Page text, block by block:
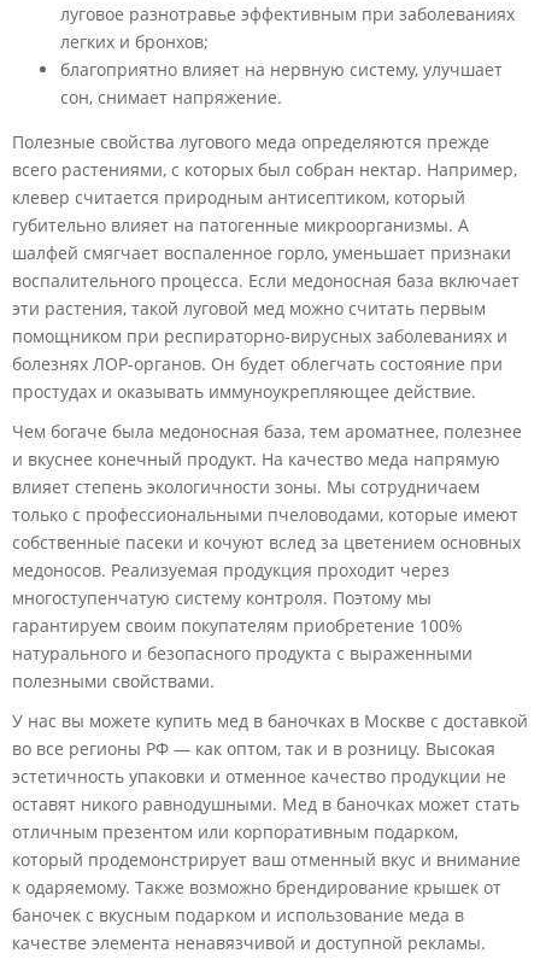
луговое разнотравье эффективным при заболеваниях
легких и бронхов;
благоприятно влияет на нервную систему, улучшает
сон, снимает напряжение.
Полезные свойства лугового меда определяются прежде
всего растениями, с которых был собран нектар. Например,
клевер считается природным антисептиком, который
губительно влияет на патогенные микроорганизмы. А
шалфей смягчает воспаленное горло, уменьшает признаки
воспалительного процесса. Если медоносная база включает
эти растения, такой луговой мед можно считать первым
помощником при респираторно-вирусных заболеваниях и
болезнях ЛОР-органов. Он будет облегчать состояние при
простудах и оказывать иммуноукрепляющее действие.
Чем богаче была медоносная база, тем ароматнее, полезнее
и вкуснее конечный продукт. На качество меда напрямую
влияет степень экологичности зоны. Мы сотрудничаем
только с профессиональными пчеловодами, которые имеют
собственные пасеки и кочуют вслед за цветением основных
медоносов. Реализуемая продукция проходит через
многоступенчатую систему контроля. Поэтому мы
гарантируем своим покупателям приобретение 100%
натурального и безопасного продукта с выраженными
полезными свойствами.
У нас вы можете купить мед в баночках в Москве с доставкой
во все регионы РФ — как оптом, так и в розницу. Высокая
эстетичность упаковки и отменное качество продукции не
оставят никого равнодушными. Мед в баночках может стать
отличным презентом или корпоративным подарком,
который продемонстрирует ваш отменный вкус и внимание
к одаряемому. Также возможно брендирование крышек от
баночек с вкусным подарком и использование меда в
качестве элемента ненавязчивой и доступной рекламы.